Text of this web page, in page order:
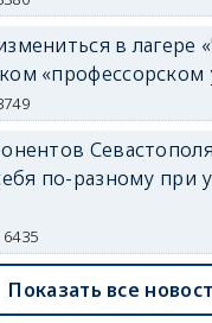
в лагере
«профессорском
по-разному при
6435
Показать все